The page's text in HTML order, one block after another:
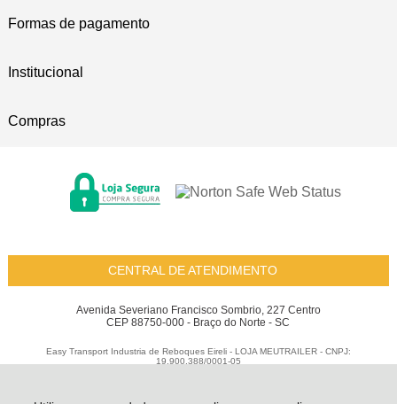
Formas de pagamento
Institucional
Compras
CENTRAL DE ATENDIMENTO
Avenida Severiano Francisco Sombrio, 227 Centro
CEP 88750-000 - Braço do Norte - SC
Easy Transport Industria de Reboques Eireli - LOJA MEUTRAILER - CNPJ:
19.900.388/0001-05